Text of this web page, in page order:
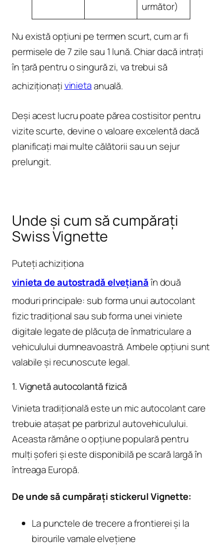
următor)
Nu există opțiuni pe termen scurt, cum ar fi
permisele de 7 zile sau 1 lună. Chiar dacă intrați
în țară pentru o singură zi, va trebui să
achiziționațivinietaanuală.
Deși acest lucru poate părea costisitor pentru
vizite scurte, devine o valoare excelentă dacă
planificați mai multe călătorii sau un sejur
prelungit.
Unde și cum să cumpărați
Swiss Vignette
Puteți achiziționa
vinieta de autostradă elvețianăîn două
moduri principale: sub forma unui autocolant
fizic tradițional sau sub forma unei viniete
digitale legate de plăcuța de înmatriculare a
vehiculului dumneavoastră. Ambele opțiuni sunt
valabile și recunoscute legal.
1. Vignetă autocolantă fizică
Vinieta tradițională este un mic autocolant care
trebuie atașat pe parbrizul autovehiculului.
Aceasta rămâne o opțiune populară pentru
mulți șoferi și este disponibilă pe scară largă în
întreaga Europă.
De unde să cumpărați stickerul Vignette:
La punctele de trecere a frontierei și la
birourile vamale elvețiene